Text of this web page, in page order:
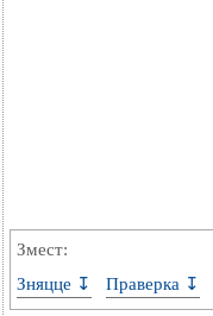
Змест:
Зняцце ↧
Праверка ↧